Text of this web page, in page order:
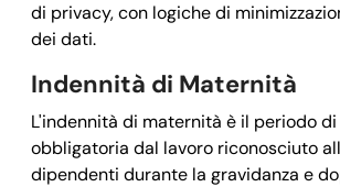
di privacy, con logiche di
dei dati.
Indennità di Maternità
L'indennità di maternità è il periodo
obbligatoria dal lavoro riconosciuto
dipendenti durante la gravidanza e